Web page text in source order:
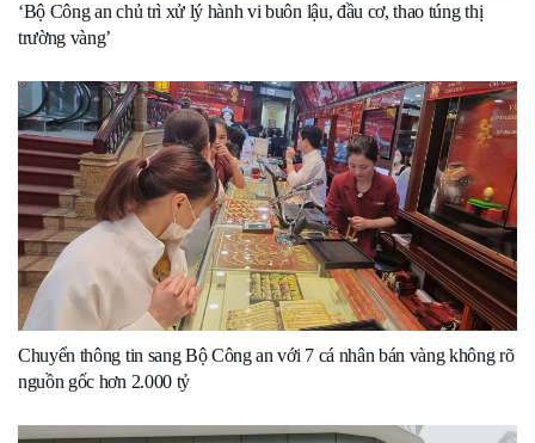
‘Bộ Công an chủ trì xử lý hành vi buôn lậu, đầu cơ, thao túng thị
trường vàng’
Chuyển thông tin sang Bộ Công an với 7 cá nhân bán vàng không rõ
nguồn gốc hơn 2.000 tỷ